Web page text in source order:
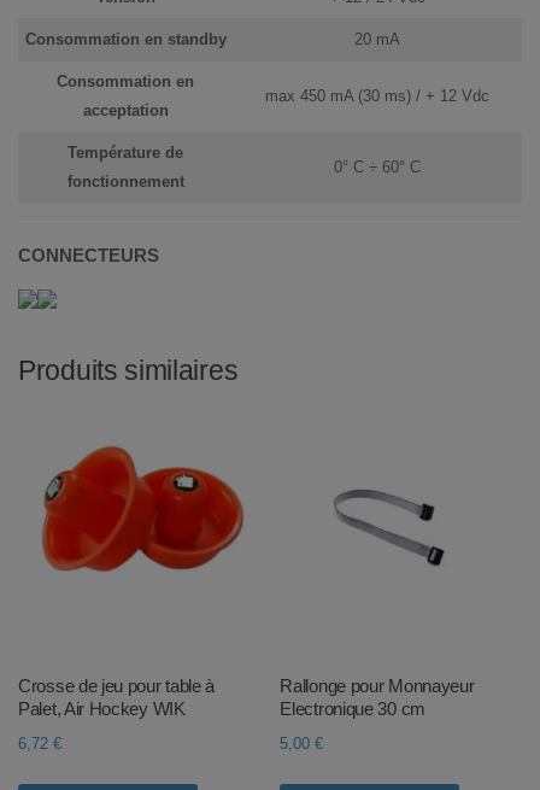
Consommation en standby 20 mA
Consommation en
acceptation
max 450 mA (30 ms) / + 12 Vdc
Température de
fonctionnement
0° C ÷ 60° C
CONNECTEURS
Produits similaires
Crosse de jeu pour table à
Palet, Air Hockey WIK
6,72 €
Rallonge pour Monnayeur
Electronique 30 cm
5,00€